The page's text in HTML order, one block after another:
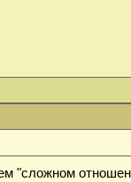
"сложном